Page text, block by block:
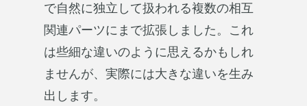
で自然に独立して扱われる複数の相互
関連パーツにまで拡張しました。これ
は些細な違いのように思えるかもしれ
ませんが、実際には大きな違いを生み
出します。